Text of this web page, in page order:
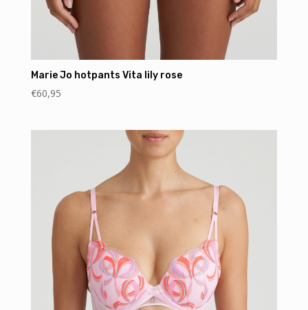
Marie Jo hotpants Vita lily rose
€60,95